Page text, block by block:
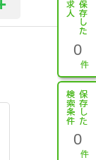
0
0